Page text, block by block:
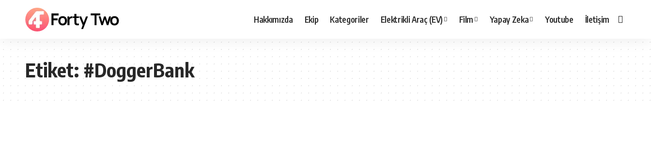
Hakkımızda Ekip Kategoriler Elektrikli Araç (EV) Film Yapay Zeka Youtube İletişim
Etiket:#DoggerBank